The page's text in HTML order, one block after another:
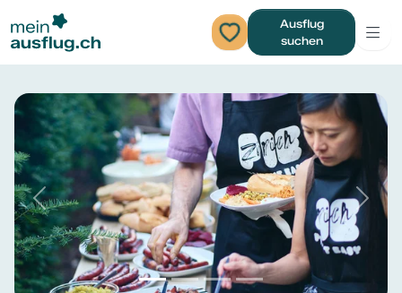
Ausflug
suchen
Previous Next